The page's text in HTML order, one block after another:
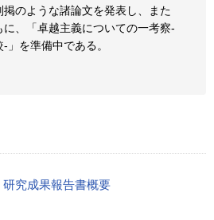
のような諸論文を発表し、また
、「卓越主義についての一考察-
」を準備中である。
研究成果報告書概要